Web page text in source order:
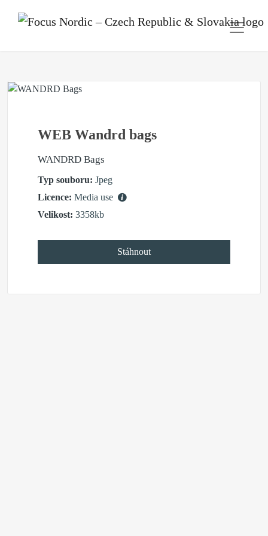
WEB Wandrd bags
WANDRD Bags
Typ souboru: Jpeg
Licence: Media use
Velikost: 3358kb
Stáhnout